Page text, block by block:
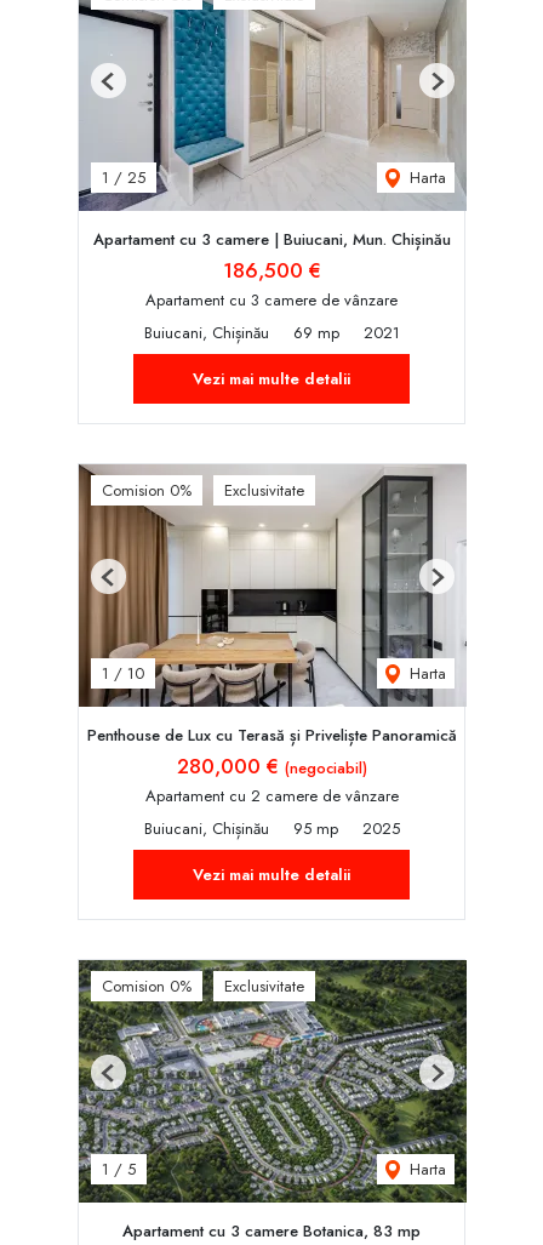
1 / 25 Harta
Previous Next
Apartament cu 3 camere | Buiucani, Mun. Chișinău
186,500 €
Apartament cu 3 camere de vânzare
Buiucani, Chișinău
69 mp
2021
Vezi mai multe detalii
Comision 0% Exclusivitate
1 / 10 Harta
Previous Next
Penthouse de Lux cu Terasă și Priveliște Panoramică
280,000 € (negociabil)
Apartament cu 2 camere de vânzare
Buiucani, Chișinău
95 mp
2025
Vezi mai multe detalii
Comision 0% Exclusivitate
1 / 5 Harta
Previous Next
Apartament cu 3 camere Botanica, 83 mp